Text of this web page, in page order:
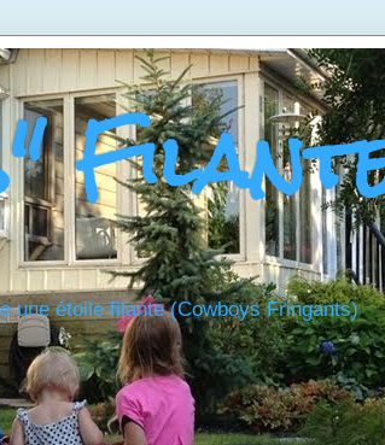
une étoile filante (Cowboys Fringants)